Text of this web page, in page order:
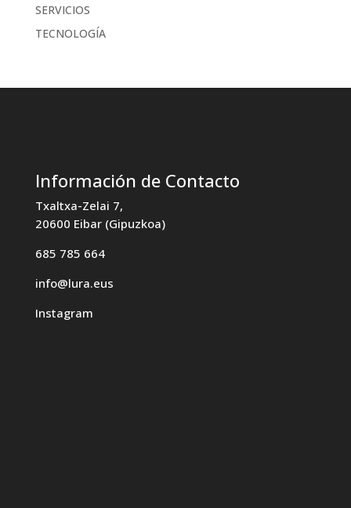
SERVICIOS
TECNOLOGÍA
Información de Contacto
Txaltxa-Zelai 7,
20600 Eibar (Gipuzkoa)
685 785 664
info@lura.eus
Instagram